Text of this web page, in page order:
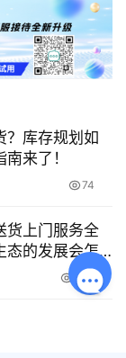
？库存规划如
来了！
74
货上门服务全
态的发展会怎
1.2K